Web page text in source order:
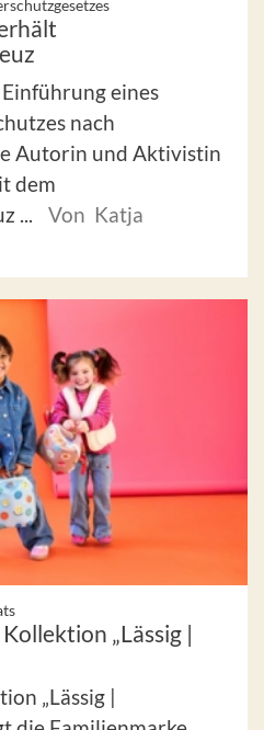
eines
nach
Autorin und Aktivistin
dem
...
Von Katja
„Lässig |
„Lässig |